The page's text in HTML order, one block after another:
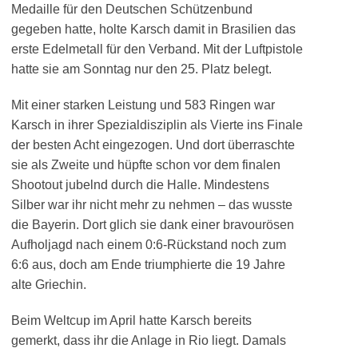
Medaille für den Deutschen Schützenbund
gegeben hatte, holte Karsch damit in Brasilien das
erste Edelmetall für den Verband. Mit der Luftpistole
hatte sie am Sonntag nur den 25. Platz belegt.
Mit einer starken Leistung und 583 Ringen war
Karsch in ihrer Spezialdisziplin als Vierte ins Finale
der besten Acht eingezogen. Und dort überraschte
sie als Zweite und hüpfte schon vor dem finalen
Shootout jubelnd durch die Halle. Mindestens
Silber war ihr nicht mehr zu nehmen – das wusste
die Bayerin. Dort glich sie dank einer bravourösen
Aufholjagd nach einem 0:6-Rückstand noch zum
6:6 aus, doch am Ende triumphierte die 19 Jahre
alte Griechin.
Beim Weltcup im April hatte Karsch bereits
gemerkt, dass ihr die Anlage in Rio liegt. Damals